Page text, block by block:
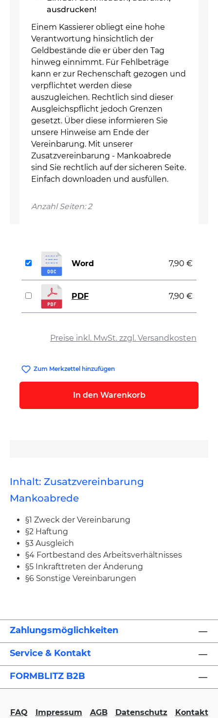
ausdrucken!
Einem Kassierer obliegt eine hohe
Verantwortung hinsichtlich der
Geldbestände die er über den Tag
hinweg einnimmt. Für Fehlbeträge
kann er zur Rechenschaft gezogen und
verpflichtet werden diese
auszugleichen. Rechtlich sind dieser
Ausgleichspflicht jedoch Grenzen
gesetzt. Über diese informieren Sie
unsere Hinweise am Ende der
Vereinbarung. Mit unserer
Zusatzvereinbarung - Mankoabrede
sind Sie rechtlich auf der sicheren Seite.
Einfach downloaden und ausfüllen.
Anzahl Seiten: 2
Preise inkl. MwSt. zzgl. Versandkosten
Word 7,90 €
PDF 7,90 €
Zum Merkzettel hinzufügen
In den Warenkorb
Inhalt: Zusatzvereinbarung
Mankoabrede
§1 Zweck der Vereinbarung
§2 Haftung
§3 Ausgleich
§4 Fortbestand des Arbeitsverhältnisses
§5 Inkrafttreten der Änderung
§6 Sonstige Vereinbarungen
Zahlungsmöglichkeiten
Service & Kontakt
FORMBLITZ B2B
FAQ Impressum AGB Datenschutz Kontakt